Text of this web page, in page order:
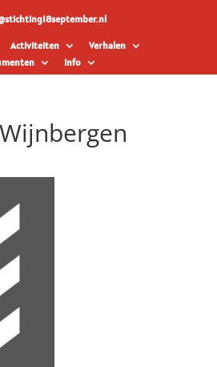
Activiteiten
Verhalen
Info